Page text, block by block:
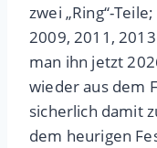
zwei „Ring“-
2009, 2011,
man ihn jetzt
wieder aus dem
sicherlich damit
dem heurigen